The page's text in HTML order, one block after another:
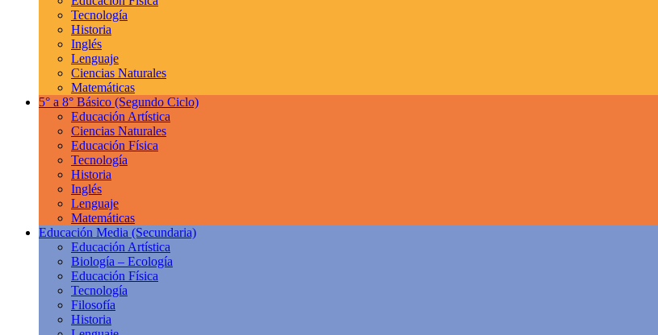
Tecnología
Historia
Inglés
Lenguaje
Ciencias Naturales
Matemáticas
5° a 8° Básico (Segundo Ciclo)
Educación Artística
Ciencias Naturales
Educación Física
Tecnología
Historia
Inglés
Lenguaje
Matemáticas
Educación Media (Secundaria)
Educación Artística
Biología – Ecología
Educación Física
Tecnología
Filosofía
Historia